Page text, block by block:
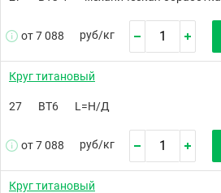
от 7 088 руб/кг
Круг титановый
27 ВТ6 L=Н/Д
от 7 088 руб/кг
Круг титановый